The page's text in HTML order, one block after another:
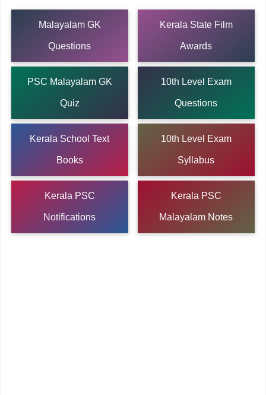
Malayalam GK
Questions
Kerala State Film
Awards
PSC Malayalam GK
Quiz
10th Level Exam
Questions
Kerala School Text
Books
10th Level Exam
Syllabus
Kerala PSC
Notifications
Kerala PSC
Malayalam Notes